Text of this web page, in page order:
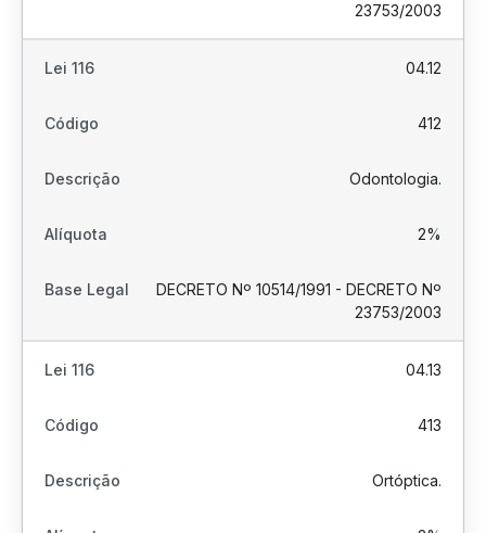
23753/2003
04.12
412
Odontologia.
2%
DECRETO Nº 10514/1991 - DECRETO Nº
23753/2003
04.13
413
Ortóptica.